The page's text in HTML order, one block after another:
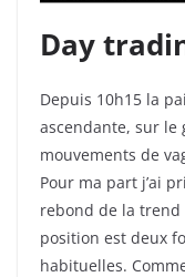
Day
Depuis 10h15 la
ascendante, sur le
mouvements de
Pour ma part j’ai
rebond de la trend
position est deux
habituelles.